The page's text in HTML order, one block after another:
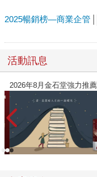
2025暢銷榜—商業企管
活動訊息
2026年8月金石堂強力推薦